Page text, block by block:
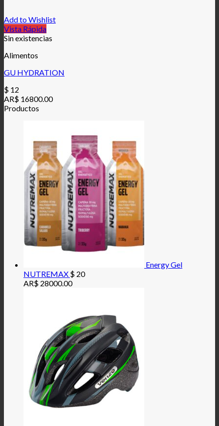
Add to Wishlist
Vista Rápida
Sin existencias
Alimentos
GU HYDRATION
$ 12
AR$ 16800.00
Productos
Energy Gel
NUTREMAX $ 20
AR$ 28000.00